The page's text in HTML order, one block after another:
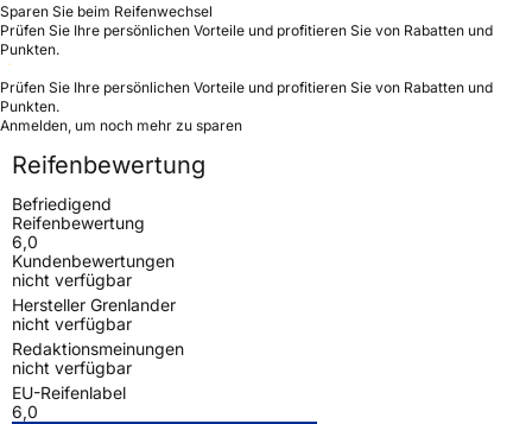
Sparen Sie beim Reifenwechsel
Prüfen Sie Ihre persönlichen Vorteile und profitieren Sie von Rabatten und
Punkten.
Prüfen Sie Ihre persönlichen Vorteile und profitieren Sie von Rabatten und
Punkten.
Anmelden, um noch mehr zu sparen
Reifenbewertung
Befriedigend
Reifenbewertung
6,0
Kundenbewertungen
nicht verfügbar
Hersteller Grenlander
nicht verfügbar
Redaktionsmeinungen
nicht verfügbar
EU-Reifenlabel
6,0